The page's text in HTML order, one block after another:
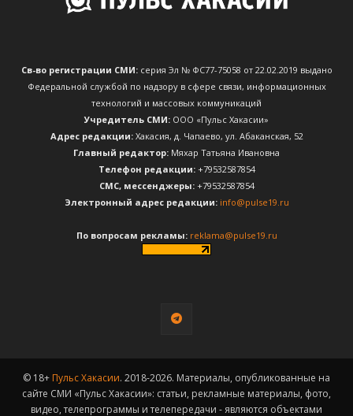
Св-во регистрации СМИ:серия Эл № ФС77-75058 от 22.02.2019 выдано
Федеральной службой по надзору в сфере связи, информационных
технологий и массовых коммуникаций
Учредитель СМИ: ООО «Пульс Хакасии»
Адрес редакции:Хакасия, д. Чапаево, ул. Абаканская, 52
Главный редактор: Мяхар Татьяна Ивановна
Телефон редакции:+79532587854
CМС, мессенджеры:+79532587854
Электронный адрес редакции: info@pulse19.ru
По вопросам рекламы: reklama@pulse19.ru
© 18+ Пульс Хакасии. 2018-2026. Материалы, опубликованные на
сайте СМИ «Пульс Хакасии»: статьи, рекламные материалы, фото,
видео, телепрограммы и телепередачи - являются объектами